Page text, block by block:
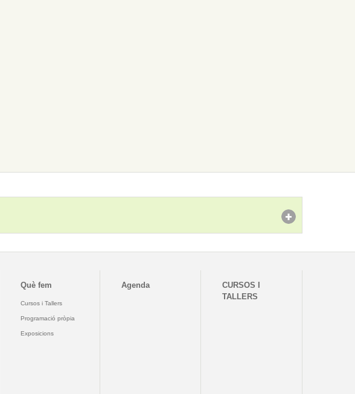
Què fem
Cursos i Tallers
Programació pròpia
Exposicions
Agenda
CURSOS I
TALLERS